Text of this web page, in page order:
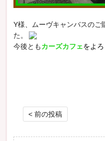
Y様、ムーヴキャンバスのご
た。
今後ともカーズカフェをよ
投稿ナビゲーション
< 前の投稿